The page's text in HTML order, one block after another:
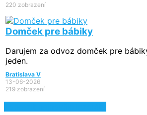
220 zobrazení
Domček pre bábiky
Darujem za odvoz domček pre
jeden.
Bratislava V
13-06-2026
219 zobrazení